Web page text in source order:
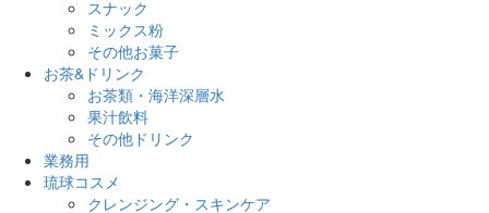
スナック
ミックス粉
その他お菓子
お茶&ドリンク
お茶類・海洋深層水
果汁飲料
その他ドリンク
業務用
琉球コスメ
クレンジング・スキンケア